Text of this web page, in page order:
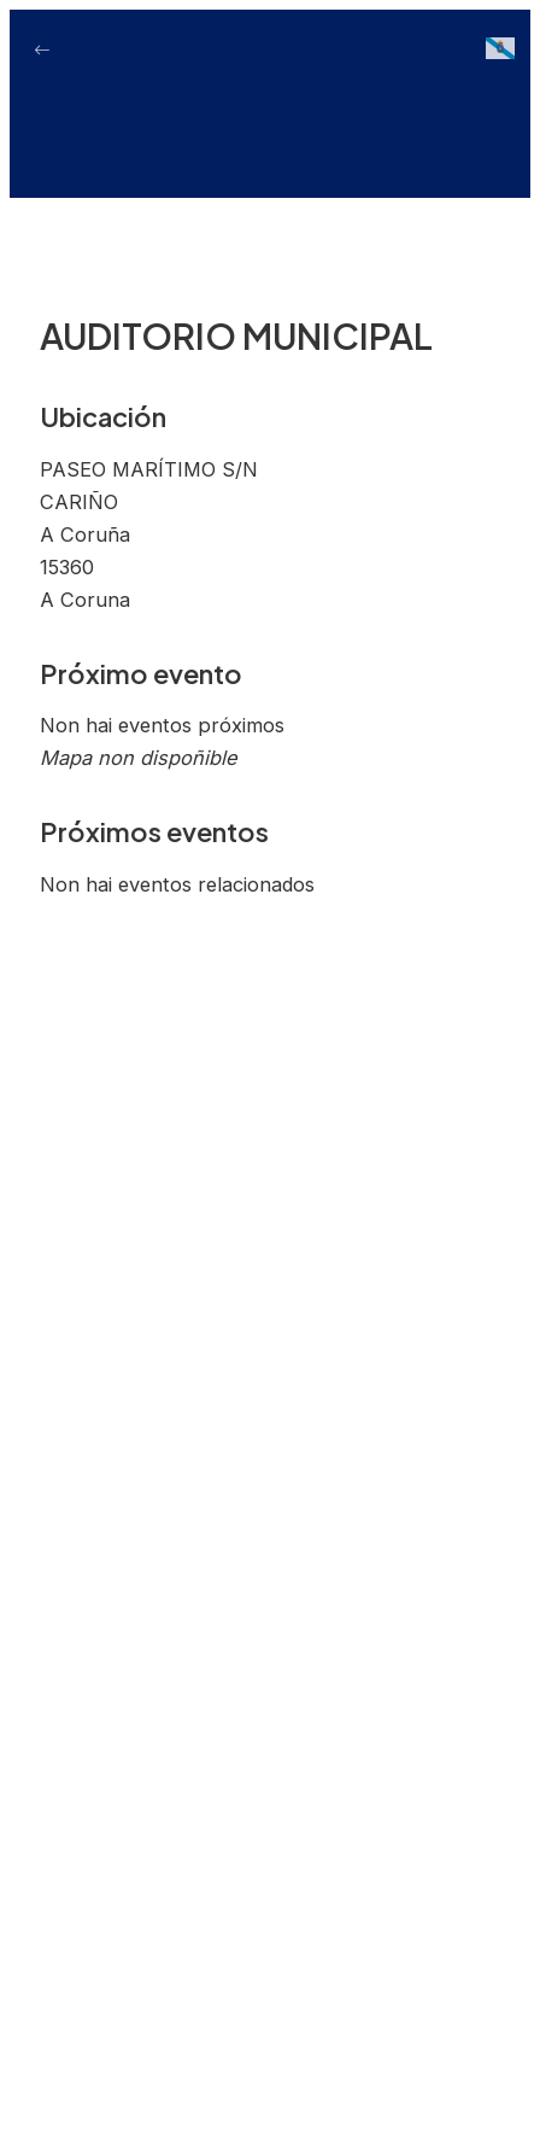
AUDITORIO MUNICIPAL
Ubicación
PASEO MARÍTIMO S/N
CARIÑO
A Coruña
15360
A Coruna
Próximo evento
Non hai eventos próximos
Mapa non dispoñible
Próximos eventos
Non hai eventos relacionados